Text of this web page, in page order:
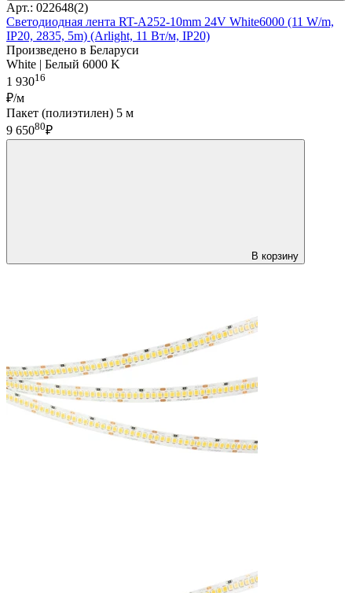
Арт.: 022648(2)
Светодиодная лента RT-A252-10mm 24V White6000 (11 W/m,
IP20, 2835, 5m) (Arlight, 11 Вт/м, IP20)
Произведено в Беларуси
White | Белый 6000 K
1 93016
₽/м
Пакет (полиэтилен) 5 м
9 65080₽
В корзину